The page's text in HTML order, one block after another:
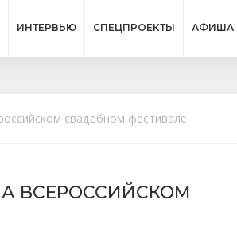
ИНТЕРВЬЮ СПЕЦПРОЕКТЫ АФИША
свадебном фестивале
ВСЕРОССИЙСКОМ